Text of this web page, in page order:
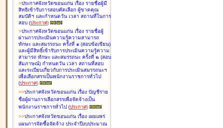
>ประกาศจังหวัดขอนแก่น เรื่อง รายชื่อผู้มี
สิทธิเข้ารับการสอบคัดเลือก ผู้ขาดคุณ
สมบัติฯ และกำหนดวัน เวลา สถานที่ในการ
สอบ (ประกาศ)
>ประกาศจังหวัดขอนแก่น เรื่อง รายชื่อผู้
ผ่านการประเมินความรู้ความสามารถ
ทักษะ และสมรรถนะ ครั้งที่ ๑ (สอบข้อเขียน)
และผู้มีสิทธิ์เข้ารับการประเมินความรู้ความ
สามารถ ทักษะ และสมรรถนะ ครั้งที่ ๒ (สอบ
สัมภาษณ์) กำหนดวัน เวลา สถานที่สอบ
และระเบียบเกี่ยวกับการประเมินสมรรถนะฯ
เพื่อเลือกสรรเป็นพนักงานราชการทั่วไป
(ประกาศ)
>>ประกาศจังหวัดขอนแก่น เรื่อง บัญชีราย
ชื่อผู้ผ่านการเลือกสรรเพื่อจัดจ้างเป็น
พนักงานราชการทั่วไป (ประกาศ)
>>ประกาศจังหวัดขอนแก่น เรื่อง เผยแพร่
แผนการจัดซื้อจัดจ้าง ประจำปีงบประมาณ